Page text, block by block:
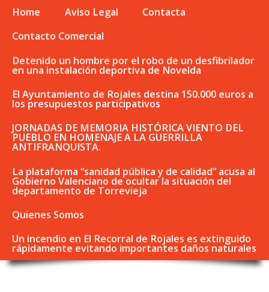
Home Aviso Legal
Contacta
Contacto Comercial
Detenido un hombre por el robo de un desfibrilador
en una instalación deportiva de Novelda
El Ayuntamiento de Rojales destina 150.000 euros a
los presupuestos participativos
JORNADAS DE MEMORIA HISTÓRICA VIENTO DEL
PUEBLO EN HOMENAJE A LA GUERRILLA
ANTIFRANQUISTA.
La plataforma “sanidad pública y de calidad” acusa al
Gobierno Valenciano de ocultar la situación del
departamento de Torrevieja
Quienes Somos
Un incendio en El Recorral de Rojales es extinguido
rápidamente evitando importantes daños naturales